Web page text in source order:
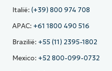
Italië: (+39) 800 974 708
APAC: +61 1800 490 516
Brazilië: +55 (11) 2395-1802
Mexico: +52 800-099-0732